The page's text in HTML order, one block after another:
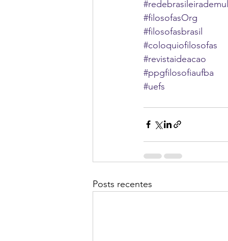
#filosofasOrg
#filosofasbrasil
#coloquiofilosofas
#revistaideacao
#ppgfilosofiaufba
#uefs
Posts recentes